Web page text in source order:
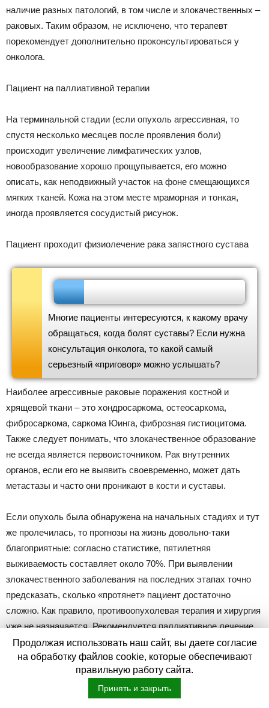
наличие разных патологий, в том числе и злокачественных –
раковых. Таким образом, не исключено, что терапевт
порекомендует дополнительно проконсультироваться у
онколога.
Пациент на паллиативной терапии
На терминальной стадии (если опухоль агрессивная, то
спустя несколько месяцев после проявления боли)
происходит увеличение лимфатических узлов,
новообразование хорошо прощупывается, его можно
описать, как неподвижный участок на фоне смещающихся
мягких тканей. Кожа на этом месте мраморная и тонкая,
иногда проявляется сосудистый рисунок.
Пациент проходит физиолечение рака запястного сустава
Многие пациенты интересуются, к какому врачу
обращаться, когда болят суставы? Если нужна
консультация онколога, то какой самый
серьезный «приговор» можно услышать?
Наиболее агрессивные раковые поражения костной и
хрящевой ткани – это хондросаркома, остеосаркома,
фибросаркома, саркома Юинга, фиброзная гистиоцитома.
Также следует понимать, что злокачественное образование
не всегда является первоисточником. Рак внутренних
органов, если его не выявить своевременно, может дать
метастазы и часто они проникают в кости и суставы.
Если опухоль была обнаружена на начальных стадиях и тут
же пролечилась, то прогнозы на жизнь довольно-таки
благоприятные: согласно статистике, пятилетняя
выживаемость составляет около 70%. При выявлении
злокачественного заболевания на последних этапах точно
предсказать, сколько «протянет» пациент достаточно
сложно. Как правило, противоопухолевая терапия и хирургия
уже не назначается. Рекомендуется паллиативное лечение,
которое лишь поможет избавить от мучительной боли в
суставе.
Ультразвуковое исследование суставов
Продолжая использовать наш сайт, вы даете согласие
на обработку файлов cookie, которые обеспечивают
правильную работу сайта.
Принять и закрыть